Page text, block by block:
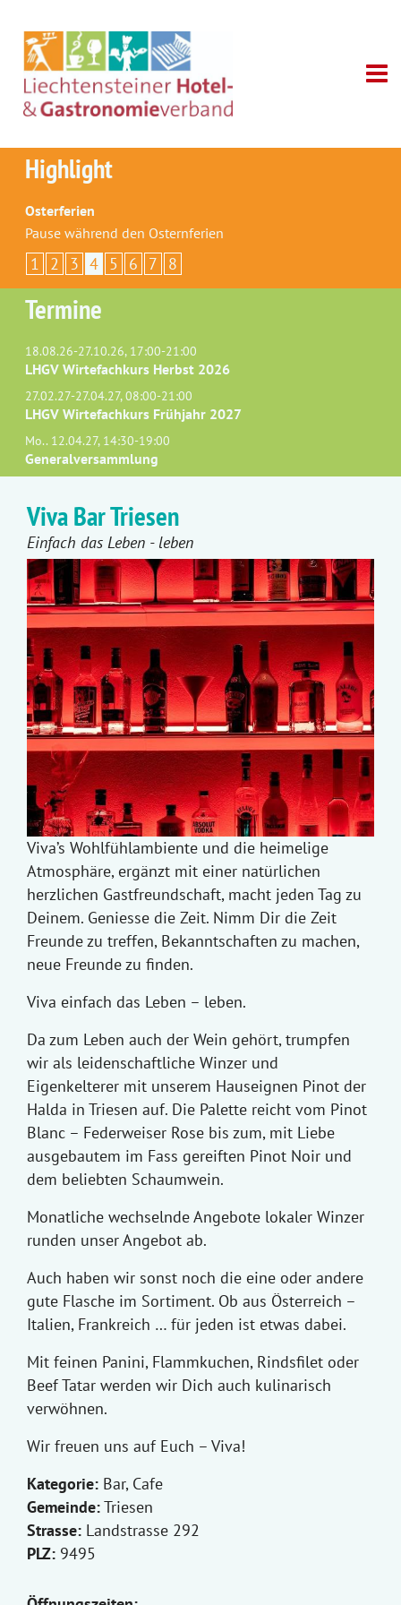
Highlight
Osterferien
Pause während den Osternferien
1 2 3 4 5 6 7 8
Termine
18.08.26-27.10.26, 17:00-21:00
LHGV Wirtefachkurs Herbst 2026
27.02.27-27.04.27, 08:00-21:00
LHGV Wirtefachkurs Frühjahr 2027
Mo.. 12.04.27, 14:30-19:00
Generalversammlung
Viva Bar Triesen
Einfach das Leben - leben
Viva’s Wohlfühlambiente und die heimelige
Atmosphäre, ergänzt mit einer natürlichen
herzlichen Gastfreundschaft, macht jeden Tag zu
Deinem. Geniesse die Zeit. Nimm Dir die Zeit
Freunde zu treffen, Bekanntschaften zu machen,
neue Freunde zu finden.
Viva einfach das Leben – leben.
Da zum Leben auch der Wein gehört, trumpfen
wir als leidenschaftliche Winzer und
Eigenkelterer mit unserem Hauseignen Pinot der
Halda in Triesen auf. Die Palette reicht vom Pinot
Blanc – Federweiser Rose bis zum, mit Liebe
ausgebautem im Fass gereiften Pinot Noir und
dem beliebten Schaumwein.
Monatliche wechselnde Angebote lokaler Winzer
runden unser Angebot ab.
Auch haben wir sonst noch die eine oder andere
gute Flasche im Sortiment. Ob aus Österreich –
Italien, Frankreich … für jeden ist etwas dabei.
Mit feinen Panini, Flammkuchen, Rindsfilet oder
Beef Tatar werden wir Dich auch kulinarisch
verwöhnen.
Wir freuen uns auf Euch – Viva!
Kategorie: Bar, Cafe
Gemeinde:Triesen
Strasse: Landstrasse 292
PLZ: 9495